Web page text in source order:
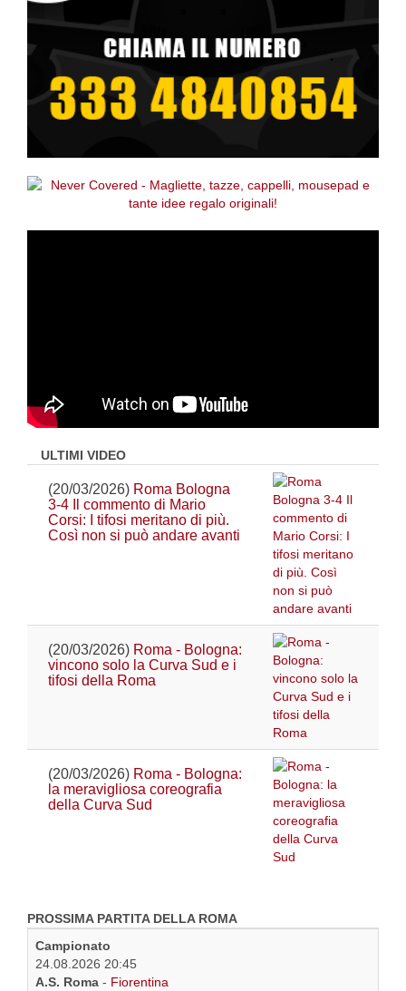
ULTIMI VIDEO
(20/03/2026) Roma Bologna
3-4 Il commento di Mario
Corsi: I tifosi meritano di più.
Così non si può andare avanti
(20/03/2026) Roma - Bologna:
vincono solo la Curva Sud e i
tifosi della Roma
(20/03/2026) Roma - Bologna:
la meravigliosa coreografia
della Curva Sud
PROSSIMA PARTITA DELLA ROMA
Campionato
24.08.2026 20:45
A.S. Roma - Fiorentina